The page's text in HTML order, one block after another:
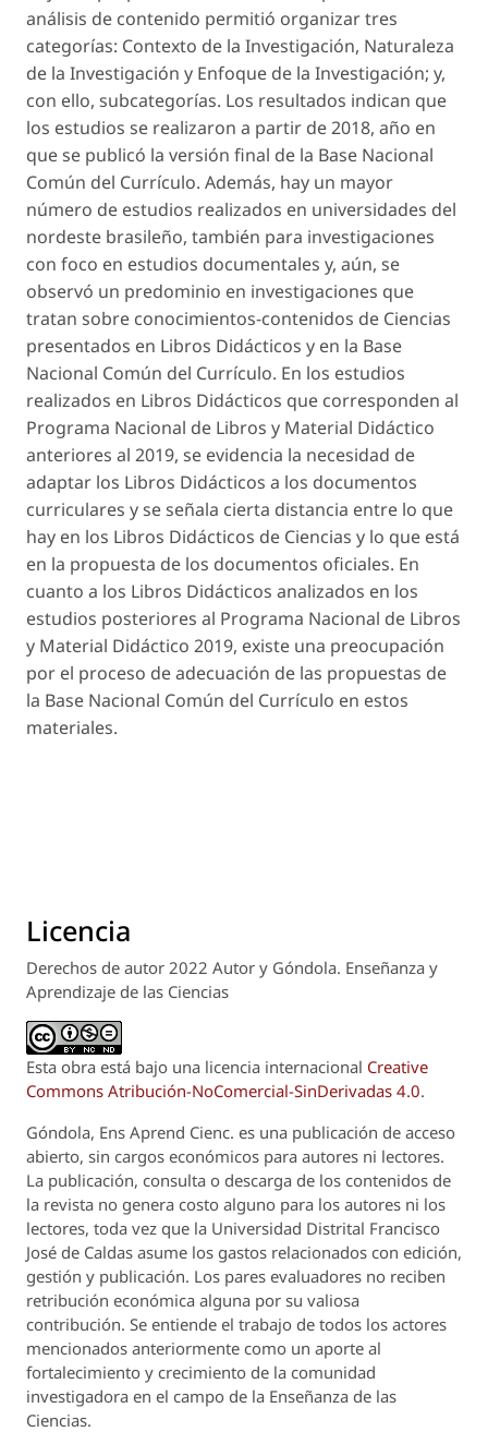
análisis de contenido permitió organizar tres
categorías: Contexto de la Investigación, Naturaleza
de la Investigación y Enfoque de la Investigación; y,
con ello, subcategorías. Los resultados indican que
los estudios se realizaron a partir de 2018, año en
que se publicó la versión final de la Base Nacional
Común del Currículo. Además, hay un mayor
número de estudios realizados en universidades del
nordeste brasileño, también para investigaciones
con foco en estudios documentales y, aún, se
observó un predominio en investigaciones que
tratan sobre conocimientos-contenidos de Ciencias
presentados en Libros Didácticos y en la Base
Nacional Común del Currículo. En los estudios
realizados en Libros Didácticos que corresponden al
Programa Nacional de Libros y Material Didáctico
anteriores al 2019, se evidencia la necesidad de
adaptar los Libros Didácticos a los documentos
curriculares y se señala cierta distancia entre lo que
hay en los Libros Didácticos de Ciencias y lo que está
en la propuesta de los documentos oficiales. En
cuanto a los Libros Didácticos analizados en los
estudios posteriores al Programa Nacional de Libros
y Material Didáctico 2019, existe una preocupación
por el proceso de adecuación de las propuestas de
la Base Nacional Común del Currículo en estos
materiales.
Licencia
Derechos de autor 2022 Autor y Góndola. Enseñanza y
Aprendizaje de las Ciencias
Esta obra está bajo una licencia internacional Creative
Commons Atribución-NoComercial-SinDerivadas 4.0.
Góndola, Ens Aprend Cienc. es una publicación de acceso
abierto, sin cargos económicos para autores ni lectores.
La publicación, consulta o descarga de los contenidos de
la revista no genera costo alguno para los autores ni los
lectores, toda vez que la Universidad Distrital Francisco
José de Caldas asume los gastos relacionados con edición,
gestión y publicación. Los pares evaluadores no reciben
retribución económica alguna por su valiosa
contribución. Se entiende el trabajo de todos los actores
mencionados anteriormente como un aporte al
fortalecimiento y crecimiento de la comunidad
investigadora en el campo de la Enseñanza de las
Ciencias.